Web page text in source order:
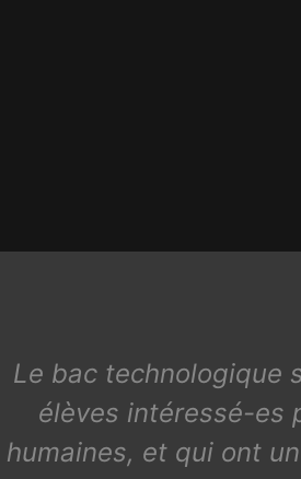
Le bac technologique
élèves intéressé-es
humaines, et qui ont